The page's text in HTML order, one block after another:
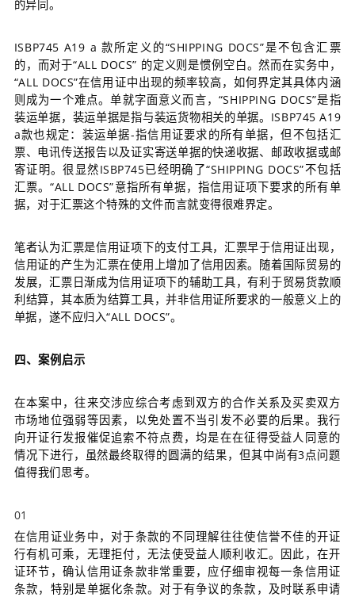
的异同。
ISBP745 A19 a 款所定义的“SHIPPING DOCS”是不包含汇票
的，而对于“ALL DOCS” 的定义则是惯例空白。然而在实务中，
“ALL DOCS”在信用证中出现的频率较高，如何界定其具体内涵
则成为一个难点。单就字面意义而言，“SHIPPING DOCS”是指
装运单据，装运单据是指与装运货物相关的单据。 ISBP745 A19
a款也规定： 装运单据-指信用证要求的所有单据，但不包括汇
票、电讯传送报告以及证实寄送单据的快递收据、邮政收据或邮
寄证明。很显然ISBP745已经明确了“SHIPPING DOCS”不包括
汇票。“ALL DOCS”意指所有单据，指信用证项下要求的所有单
据，对于汇票这个特殊的文件而言就变得很难界定。
笔者认为汇票是信用证项下的支付工具，汇票早于信用证出现，
信用证的产生为汇票在使用上增加了信用因素。 随着国际贸易的
发展，汇票日渐成为信用证项下的辅助工具，有利于贸易货款顺
利结算，其本质为结算工具，并非信用证所要求的一般意义上的
单据，遂不应归入“ALL DOCS”。
四、案例启示
在本案中，往来交涉应综合考虑到双方的合作关系及买卖双方
市场地位强弱等因素，以免处置不当引发不必要的后果。我行
向开证行发报催促追索不符点费，均是在在征得受益人同意的
情况下进行，虽然最终取得的圆满的结果，但其中尚有3点问题
值得我们思考。
01
在信用证业务中，对于条款的不同理解往往使信誉不佳的开证
行有机可乘，无理拒付，无法使受益人顺利收汇。因此，在开
证环节，确认信用证条款非常重要，应仔细审视每一条信用证
条款，特别是单据化条款。对于有争议的条款，及时联系申请